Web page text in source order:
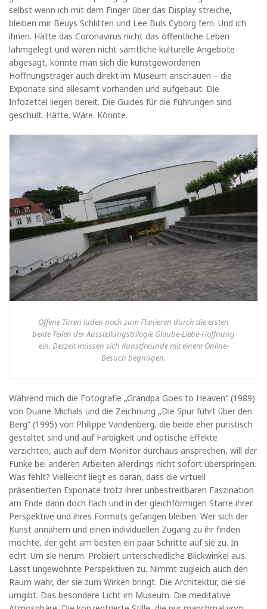
selbst wenn ich mit dem Finger über das Display streiche,
bleiben mir Beuys Schlitten und Lee Buls Cyborg fern. Und ich
ihnen. Hätte das Coronavirus nicht das öffentliche Leben
lahmgelegt und wären nicht sämtliche kulturelle Angebote
abgesagt, könnte man sich die kunstgewordenen
Hoffnungsträger auch direkt im Museum anschauen – die
Exponate sind allesamt vorhanden und aufgebaut. Die
Infozettel liegen bereit. Die Guides für die Führungen sind
geschult. Hätte. Wäre. Könnte.
Offene Türen luden noch zum Flanieren durch die ersten
beide Teilen der Ausstellungstrilogie Glaube-Liebe-Hoffnung
ein. Derzeit müssen sich Kunstfreunde mit einem Online-
Besuch begnügen.
Während mich die Fotografie „Grandpa Goes to Heaven“ (1989)
von Duane Michals und die Zeichnung „Die Spur führt über den
Berg“ (1995) von Philippe Vandenberg, die beide eher puristisch
gestaltet sind und auf Farbigkeit und optische Effekte
verzichten, auch auf dem Monitor durchaus ansprechen, will der
Funke bei anderen Arbeiten allerdings nicht sofort überspringen.
Was fehlt? Vielleicht liegt es daran, dass die virtuell
präsentierten Exponate trotz ihrer unbestreitbaren Faszination
am Ende dann doch flach und in der gleichförmigen Starre ihrer
Perspektive und ihres Formats gefangen bleiben. Wer sich der
Kunst annähern und einen individuellen Zugang zu ihr finden
möchte, der geht am besten ein paar Schritte auf sie zu. In
echt. Um sie herum. Probiert unterschiedliche Blickwinkel aus.
Lässt ungewohnte Perspektiven zu. Nimmt zugleich auch den
Raum wahr, der sie zum Wirken bringt. Die Architektur, die sie
umgibt. Das besondere Licht im Museum. Die meditative